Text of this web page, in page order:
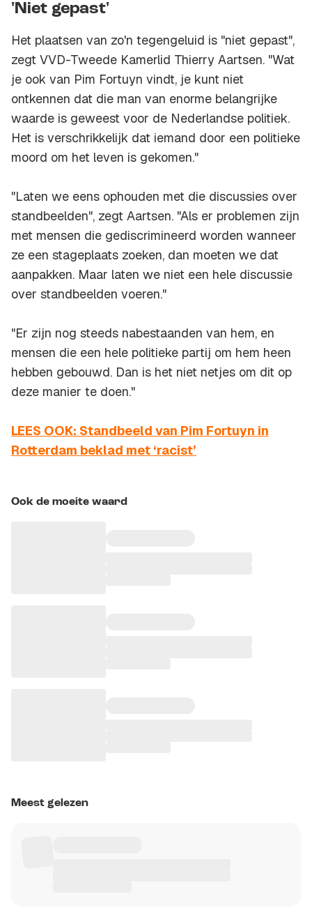
'Niet gepast'
Het plaatsen van zo'n tegengeluid is "niet gepast",
zegt VVD-Tweede Kamerlid Thierry Aartsen. "Wat
je ook van Pim Fortuyn vindt, je kunt niet
ontkennen dat die man van enorme belangrijke
waarde is geweest voor de Nederlandse politiek.
Het is verschrikkelijk dat iemand door een politieke
moord om het leven is gekomen."
"Laten we eens ophouden met die discussies over
standbeelden", zegt Aartsen. "Als er problemen zijn
met mensen die gediscrimineerd worden wanneer
ze een stageplaats zoeken, dan moeten we dat
aanpakken. Maar laten we niet een hele discussie
over standbeelden voeren."
"Er zijn nog steeds nabestaanden van hem, en
mensen die een hele politieke partij om hem heen
hebben gebouwd. Dan is het niet netjes om dit op
deze manier te doen."
LEES OOK: Standbeeld van Pim Fortuyn in
Rotterdam beklad met ‘racist’
Ook de moeite waard
Meest gelezen